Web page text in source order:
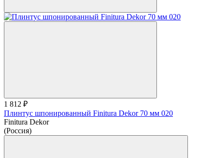
1 812 ₽
Плинтус шпонированный Finitura Dekor 70 мм 020
Finitura Dekor
(Россия)